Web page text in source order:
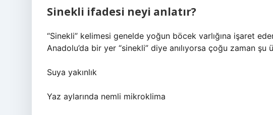
Sinekli ifadesi neyi anlatır?
“Sinekli” kelimesi genelde yoğun böcek varlığına işaret
Anadolu’da bir yer “sinekli” diye anılıyorsa çoğu zaman şu
Suya yakınlık
Yaz aylarında nemli mikroklima